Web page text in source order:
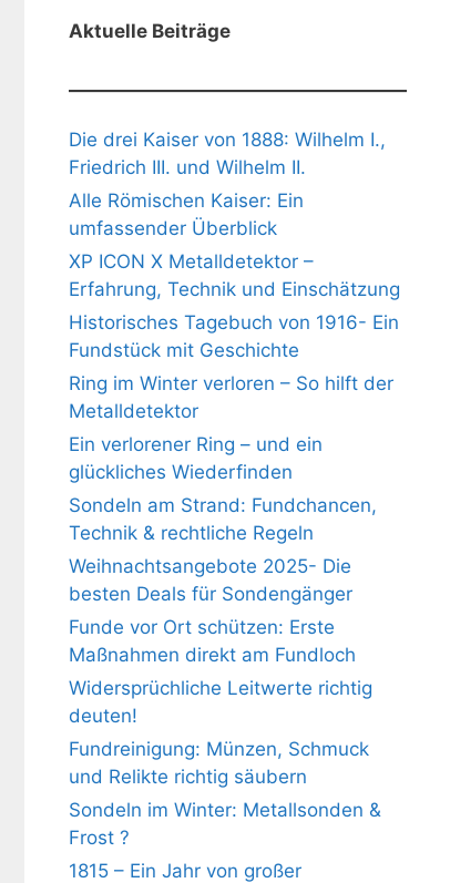
Aktuelle Beiträge
Die drei Kaiser von 1888: Wilhelm I.,
Friedrich III. und Wilhelm II.
Alle Römischen Kaiser: Ein
umfassender Überblick
XP ICON X Metalldetektor –
Erfahrung, Technik und Einschätzung
Historisches Tagebuch von 1916- Ein
Fundstück mit Geschichte
Ring im Winter verloren – So hilft der
Metalldetektor
Ein verlorener Ring – und ein
glückliches Wiederfinden
Sondeln am Strand: Fundchancen,
Technik & rechtliche Regeln
Weihnachtsangebote 2025- Die
besten Deals für Sondengänger
Funde vor Ort schützen: Erste
Maßnahmen direkt am Fundloch
Widersprüchliche Leitwerte richtig
deuten!
Fundreinigung: Münzen, Schmuck
und Relikte richtig säubern
Sondeln im Winter: Metallsonden &
Frost ?
1815 – Ein Jahr von großer